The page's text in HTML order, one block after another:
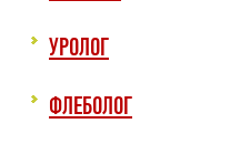
УРОЛОГ
ФЛЕБОЛОГ